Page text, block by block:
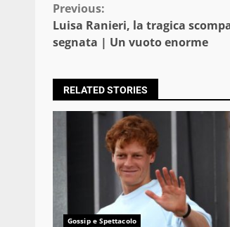
Continue
Reading
Previous:
Luisa Ranieri, la tragica
segnata | Un vuoto enorme
RELATED STORIES
Gossip e Spettacolo